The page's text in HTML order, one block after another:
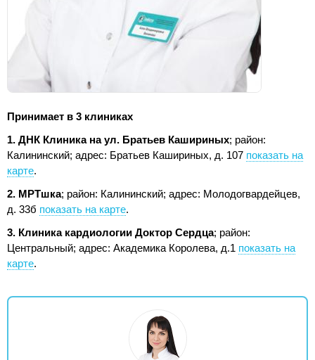
Принимает в 3 клиниках
1. ДНК Клиника на ул. Братьев Кашириных; район:
Калининский; адрес: Братьев Кашириных, д. 107 показать на
карте.
2. МРТшка; район: Калининский; адрес: Молодогвардейцев,
д. 33б показать на карте.
3. Клиника кардиологии Доктор Сердца; район:
Центральный; адрес: Академика Королева, д.1 показать на
карте.